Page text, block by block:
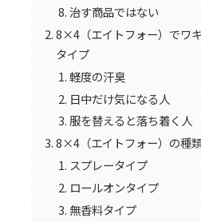
治す商品ではない
8×4（エイトフォー）でワ
タイプ
軽度の汗臭
日中だけ気になる人
服を替えると落ち着く人
8×4（エイトフォー）の種
スプレータイプ
ロールオンタイプ
無香料タイプ